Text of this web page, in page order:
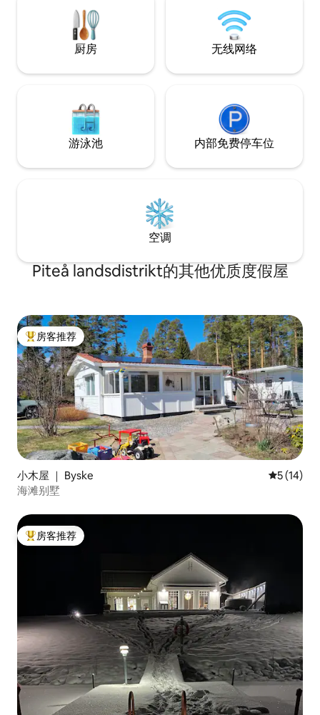
床。
厨房 无线网络
游泳池 内部免费停车位
空调
Piteå landsdistrikt的其他优质度假屋
热门「房客推荐」
房客推荐
小木屋 ｜ Byske 平均评分
5 (14)
海滩别墅
热门「房客推荐」
房客推荐